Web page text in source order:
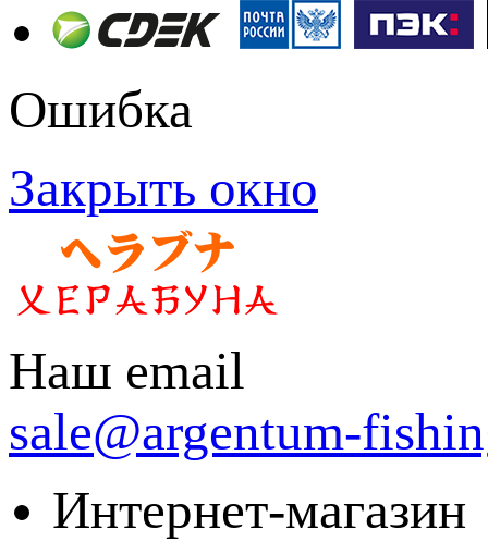
Ошибка
Закрыть окно
Наш email
sale@argentum-
Интернет-магазин